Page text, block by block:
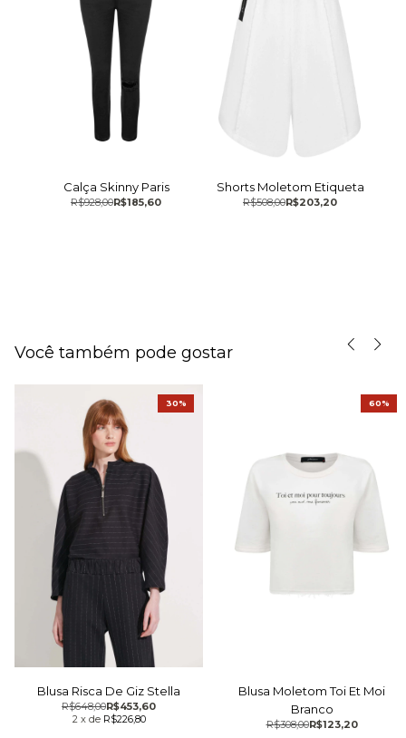
Calça Skinny Paris
R$185,60
R$928,00
Shorts Moletom Etiqueta
R$203,20
R$508,00
Você também pode gostar
Blusa Risca De Giz Stella
R$453,60
R$648,00
2 x de R$226,80
30%
Blusa Moletom Toi Et Moi
Branco
R$123,20
R$308,00
60%